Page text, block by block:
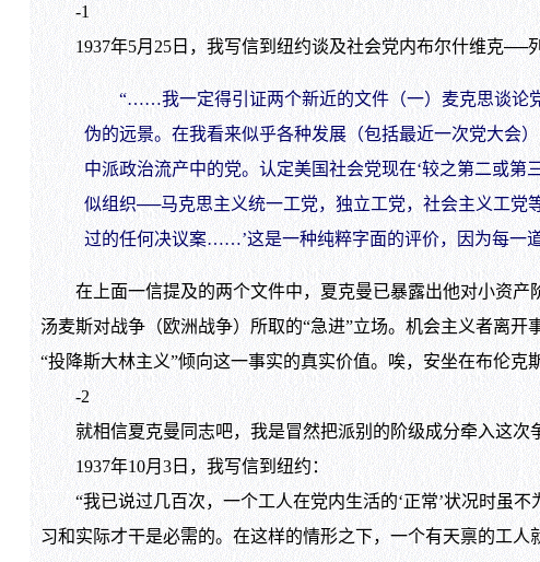
-1
1937年5月25日，我写信到纽约谈及社会党内布尔什维克──列
“……我一定得引证两个新近的文件（一）麦克思谈论党
伪的远景。在我看来似乎各种发展（包括最近一次党大会
中派政治流产中的党。认定美国社会党现在‘较之第二或
似组织──马克思主义统一工党，独立工党，社会主义工
过的任何决议案……’这是一种纯粹字面的评价，因为每一
在上面一信提及的两个文件中，夏克曼已暴露出他对小资产
汤麦斯对战争（欧洲战争）所取的“急进”立场。机会主义者离
“投降斯大林主义”倾向这一事实的真实价值。唉，安坐在布伦
-2
就相信夏克曼同志吧，我是冒然把派别的阶级成分牵入这次
1937年10月3日，我写信到纽约：
“我已说过几百次，一个工人在党内生活的‘正常’状况时虽不
习和实际才干是必需的。在这样的情形之下，一个有天禀的工